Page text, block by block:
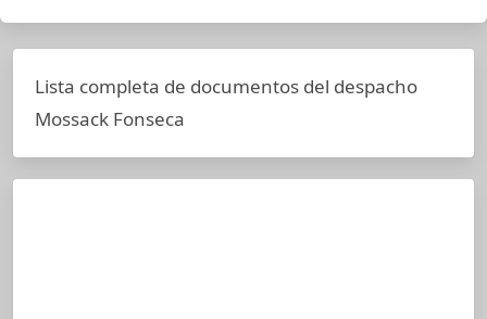
Lista completa de documentos del despacho
Mossack Fonseca